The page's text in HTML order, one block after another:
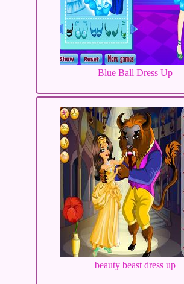
Blue Ball Dress Up
beauty beast dress up